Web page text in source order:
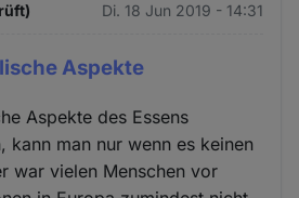
Di. 18 Jun 2019 - 14:31
Aspekte
Aspekte des Essens
kann man nur wenn es keinen
war vielen Menschen vor